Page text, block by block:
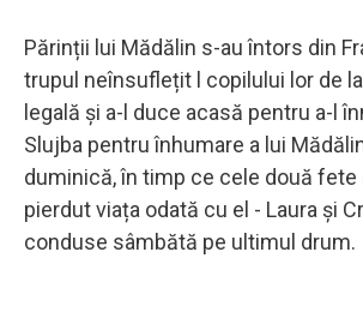
Părinții lui Mădălin s-au întors din
trupul neînsuflețit l copilului lor de
legală și a-l duce acasă pentru a-l
Slujba pentru înhumare a lui
duminică, în timp ce cele două fete
pierdut viața odată cu el - Laura și
conduse sâmbătă pe ultimul drum.